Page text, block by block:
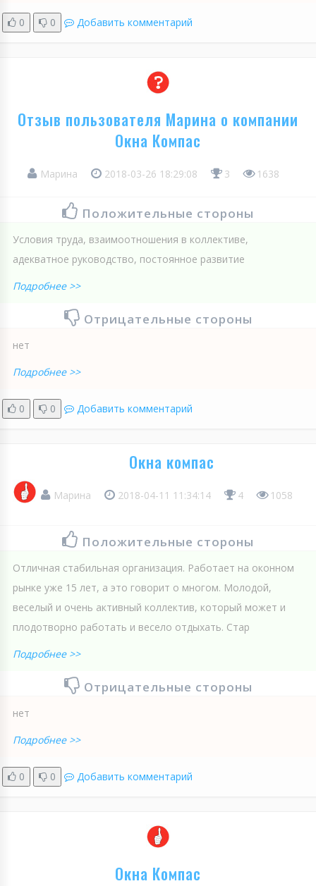
0 0 Добавить комментарий
Отзыв пользователя Марина о компании
Окна Компас
Марина 2018-03-26 18:29:08 3 1638
Положительные стороны
Условия труда, взаимоотношения в коллективе,
адекватное руководство, постоянное развитие
Подробнее >>
Отрицательные стороны
нет
Подробнее >>
0 0 Добавить комментарий
Окна компас
Марина 2018-04-11 11:34:14 4 1058
Положительные стороны
Отличная стабильная организация. Работает на оконном
рынке уже 15 лет, а это говорит о многом. Молодой,
веселый и очень активный коллектив, который может и
плодотворно работать и весело отдыхать. Стар
Подробнее >>
Отрицательные стороны
нет
Подробнее >>
0 0 Добавить комментарий
Окна Компас